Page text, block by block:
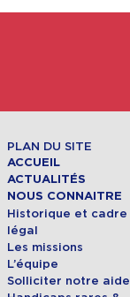
PLAN DU SITE
ACCUEIL
ACTUALITÉS
NOUS CONNAITRE
Historique et cadre
légal
Les missions
L’équipe
Solliciter notre aide